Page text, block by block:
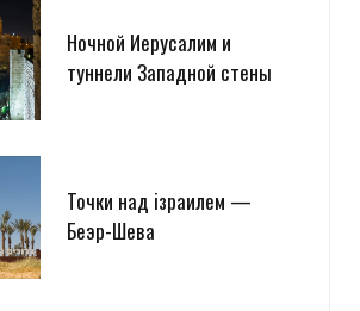
Ночной Иерусалим и
туннели Западной стены
Точки над iзраилем —
Беэр-Шева